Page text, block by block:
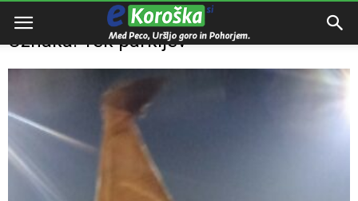
Domov Tek parkljev
Oznaka: Tek parkljev